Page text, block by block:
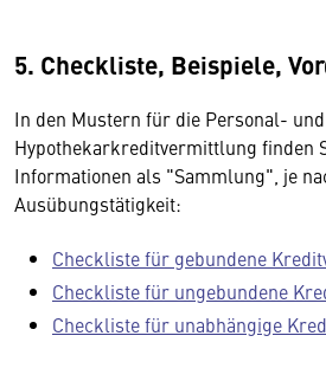
5. Checkliste, Beispiele,
In den Mustern für die Personal- und
Hypothekarkreditvermittlung finden
Informationen als "Sammlung", je
Ausübungstätigkeit:
Checkliste für gebundene
Checkliste für ungebundene
Checkliste für unabhängige